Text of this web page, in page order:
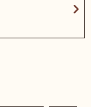
chevron_right